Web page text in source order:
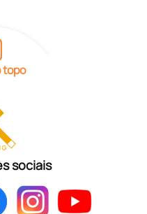
topo
sociais